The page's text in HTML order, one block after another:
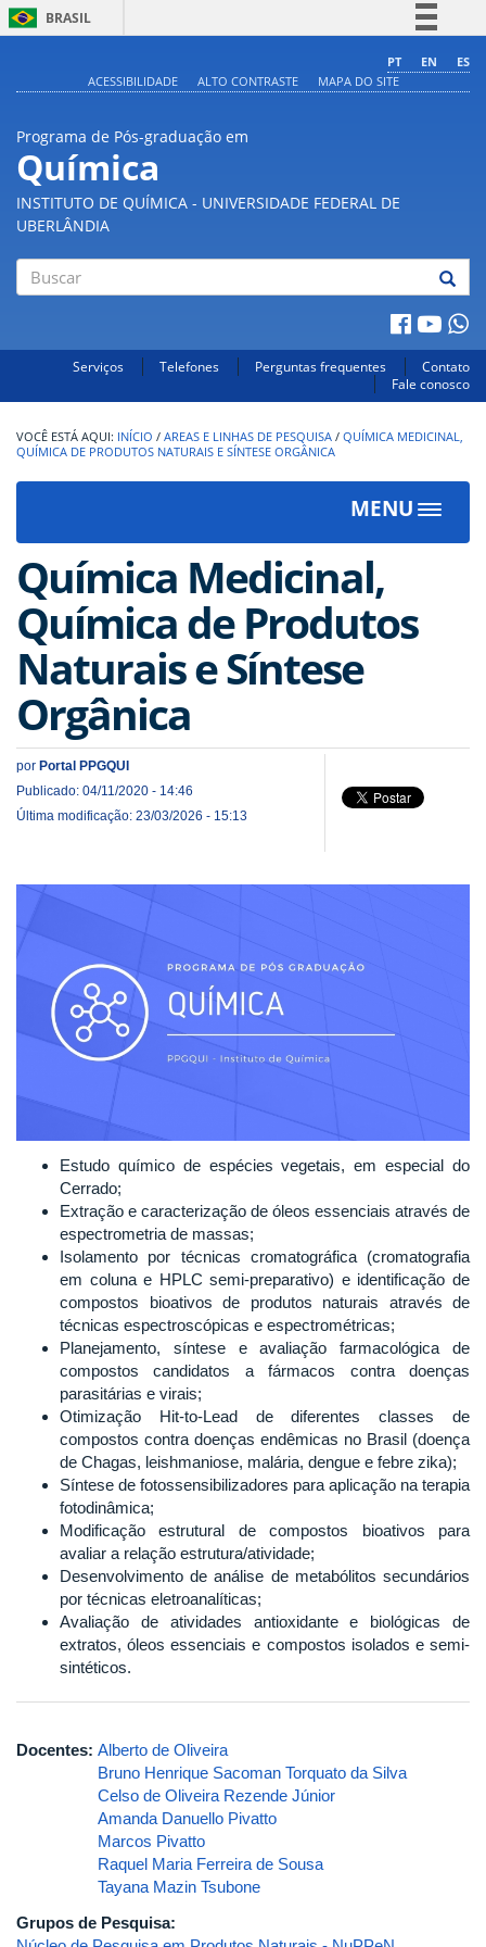
BRASIL
Comunica BR
PT EN
ES
ACESSIBILIDADE
ALTO CONTRASTE MAPA DO SITE
Programa de Pós-graduação em
Química
INSTITUTO DE QUÍMICA - UNIVERSIDADE FEDERAL DE
UBERLÂNDIA
Serviços Telefones Perguntas frequentes
Contato
Fale conosco
INÍCIO / AREAS E LINHAS DE PESQUISA / QUÍMICA MEDICINAL,
QUÍMICA DE PRODUTOS NATURAIS E SÍNTESE ORGÂNICA
MENU
Toggle
Química Medicinal,
Química de Produtos
Naturais e Síntese
Orgânica
por Portal PPGQUI
Publicado: 04/11/2020 - 14:46
Última modificação: 23/03/2026 - 15:13
Estudo químico de espécies vegetais, em especial do
Cerrado;
Extração e caracterização de óleos essenciais através de
espectrometria de massas;
Isolamento por técnicas cromatográfica (cromatografia
em coluna e HPLC semi-preparativo) e identificação de
compostos bioativos de produtos naturais através de
técnicas espectroscópicas e espectrométricas;
Planejamento, síntese e avaliação farmacológica de
compostos candidatos a fármacos contra doenças
parasitárias e virais;
Otimização Hit-to-Lead de diferentes classes de
compostos contra doenças endêmicas no Brasil (doença
de Chagas, leishmaniose, malária, dengue e febre zika);
Síntese de fotossensibilizadores para aplicação na terapia
fotodinâmica;
Modificação estrutural de compostos bioativos para
avaliar a relação estrutura/atividade;
Desenvolvimento de análise de metabólitos secundários
por técnicas eletroanalíticas;
Avaliação de atividades antioxidante e biológicas de
extratos, óleos essenciais e compostos isolados e semi-
sintéticos.
Docentes: Alberto de Oliveira
Bruno Henrique Sacoman Torquato da Silva
Celso de Oliveira Rezende Júnior
Amanda Danuello Pivatto
Marcos Pivatto
Raquel Maria Ferreira de Sousa
Tayana Mazin Tsubone
Grupos de Pesquisa: